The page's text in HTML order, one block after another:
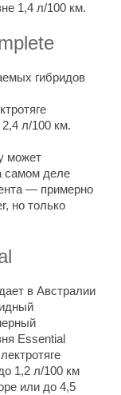
1,4 л/100 км.
гибридов
л/100 км.
может
самом деле
— примерно
но только
в Австралии
Essential
1,2 л/100 км
или до 4,5